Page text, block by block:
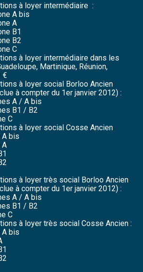
à loyer intermédiaire :
A bis
A
B1
B2
C
à loyer intermédiaire dans les
Martinique, Réunion,
€
à loyer social Borloo Ancien
à compter du 1er janvier 2012) :
A / A bis
B1 / B2
C
à loyer social Cosse Ancien
A bis
A
à loyer très social Borloo Ancien
à compter du 1er janvier 2012) :
A / A bis
B1 / B2
C
à loyer très social Cosse Ancien :
A bis